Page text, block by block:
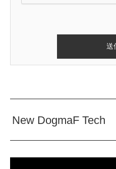
New DogmaF Tech